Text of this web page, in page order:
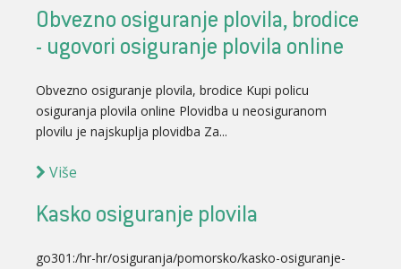
Obvezno osiguranje plovila, brodice
- ugovori osiguranje plovila online
Obvezno osiguranje plovila, brodice Kupi policu
osiguranja plovila online Plovidba u neosiguranom
plovilu je najskuplja plovidba Za...
Više
Kasko osiguranje plovila
go301:/hr-hr/osiguranja/pomorsko/kasko-osiguranje-